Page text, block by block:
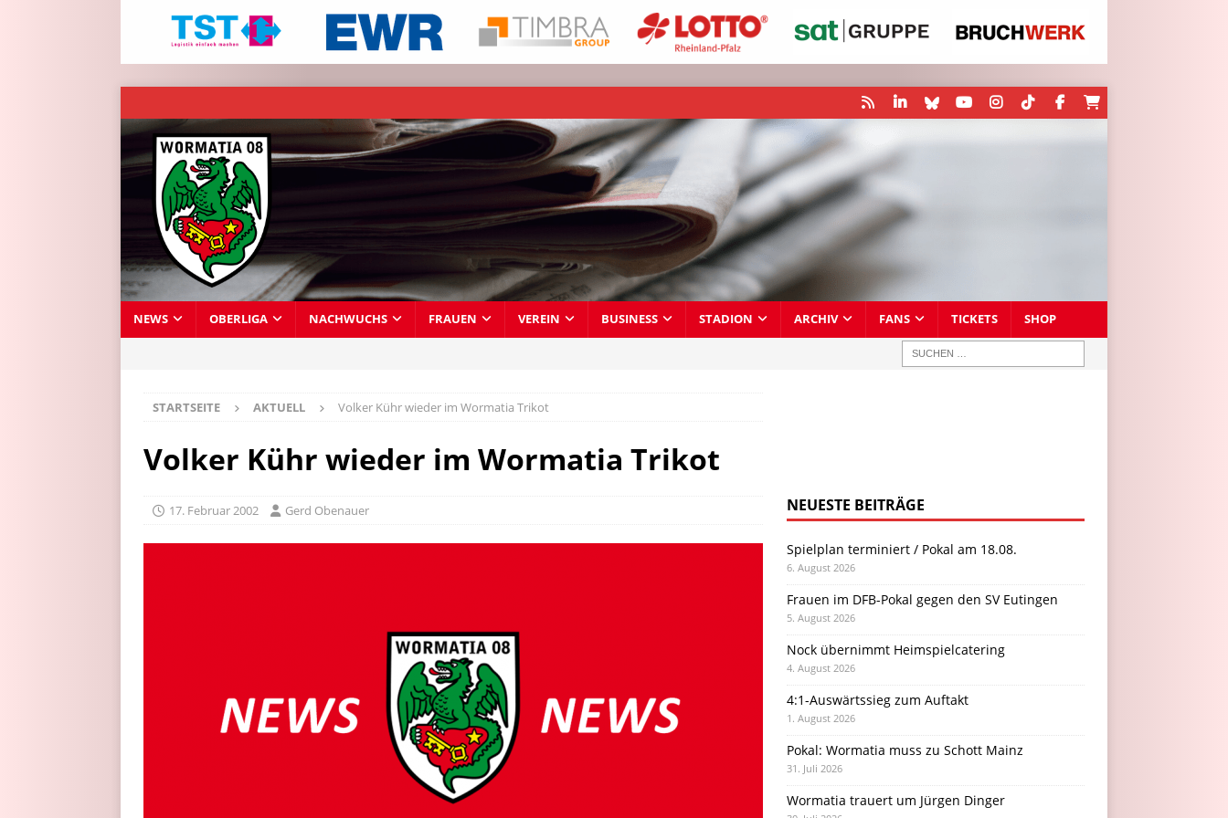
NEWS OBERLIGA NACHWUCHS FRAUEN VEREIN BUSINESS STADION ARCHIV FANS TICKETS SHOP
STARTSEITE AKTUELL Volker Kühr wieder im Wormatia Trikot
Volker Kühr wieder im Wormatia Trikot
17. Februar 2002 Gerd Obenauer NEUESTE BEITRÄGE
Spielplan terminiert / Pokal am 18.08.
6. August 2026
Frauen im DFB-Pokal gegen den SV Eutingen
5. August 2026
Nock übernimmt Heimspielcatering
4. August 2026
4:1-Auswärtssieg zum Auftakt
1. August 2026
Pokal: Wormatia muss zu Schott Mainz
31. Juli 2026
Wormatia trauert um Jürgen Dinger